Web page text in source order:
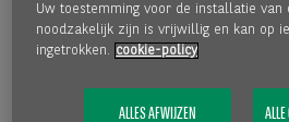
Onze cross-border factoring
voor ondernemingen met
Uw toestemming voor de installatie van
noodzakelijk zijn is vrijwillig en kan op
ingetrokken. cookie-policy
ALLES AFWIJZEN